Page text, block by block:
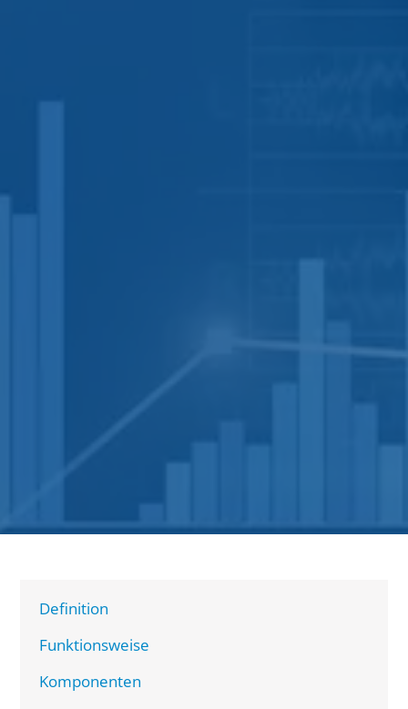
Definition
Funktionsweise
Komponenten